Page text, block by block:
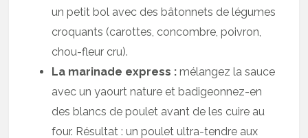
un petit bol avec des bâtonnets de légumes
croquants (carottes, concombre, poivron,
chou-fleur cru).
La marinade express : mélangez la sauce
avec un yaourt nature et badigeonnez-en
des blancs de poulet avant de les cuire au
four. Résultat : un poulet ultra-tendre aux